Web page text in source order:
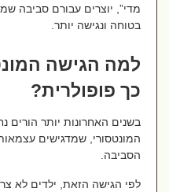
מדי”, יוצרים עבורם סביבה
בטוחה ונגישה יותר.
למה הגישה
כך פופולרית?
בשנים האחרונות יותר הורים
המונטסורי, שמדגישים
הסביבה.
לפי הגישה הזאת, ילדים לא